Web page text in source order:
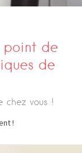
point de
de
chez vous !
!